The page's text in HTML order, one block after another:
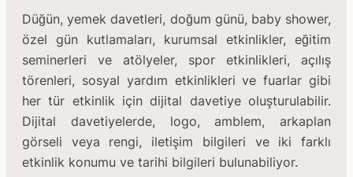
Düğün, yemek davetleri, doğum günü, baby shower,
özel gün kutlamaları, kurumsal etkinlikler, eğitim
seminerleri ve atölyeler, spor etkinlikleri, açılış
törenleri, sosyal yardım etkinlikleri ve fuarlar gibi
her tür etkinlik için dijital davetiye oluşturulabilir.
Dijital davetiyelerde, logo, amblem, arkaplan
görseli veya rengi, iletişim bilgileri ve iki farklı
etkinlik konumu ve tarihi bilgileri bulunabiliyor.